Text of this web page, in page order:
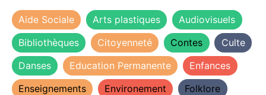
Aide Sociale Arts plastiques
Audiovisuels
Bibliothèques
Citoyenneté Contes
Culte
Danses
Education Permanente
Enfances
Enseignements
Environement
Folklore